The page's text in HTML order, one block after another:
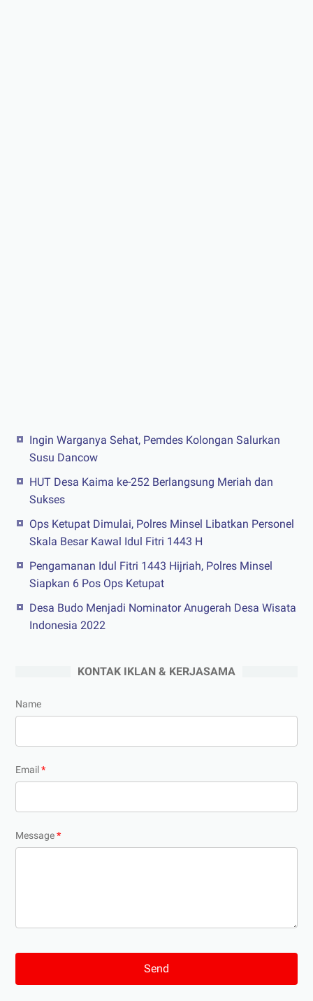
Ingin Warganya Sehat, Pemdes Kolongan Salurkan
Susu Dancow
HUT Desa Kaima ke-252 Berlangsung Meriah dan
Sukses
Ops Ketupat Dimulai, Polres Minsel Libatkan Personel
Skala Besar Kawal Idul Fitri 1443 H
Pengamanan Idul Fitri 1443 Hijriah, Polres Minsel
Siapkan 6 Pos Ops Ketupat
Desa Budo Menjadi Nominator Anugerah Desa Wisata
Indonesia 2022
KONTAK IKLAN & KERJASAMA
Name
Email *
Message*